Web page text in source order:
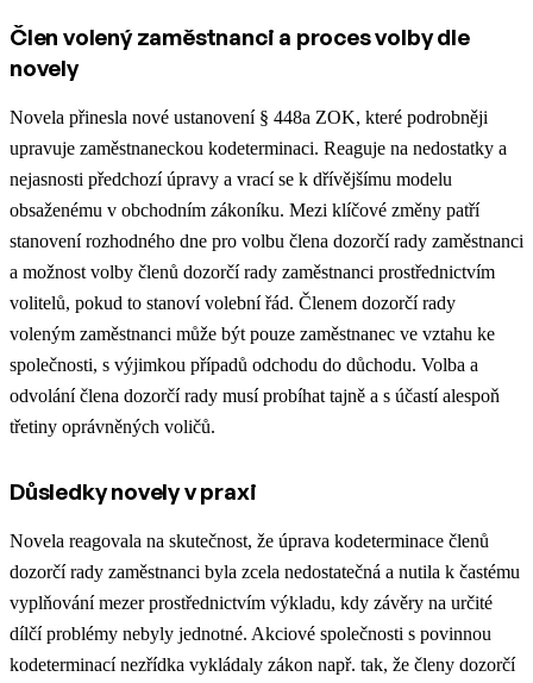
Člen volený zaměstnanci a proces volby dle
novely
Novela přinesla nové ustanovení § 448a ZOK, které podrobněji
upravuje zaměstnaneckou kodeterminaci. Reaguje na nedostatky a
nejasnosti předchozí úpravy a vrací se k dřívějšímu modelu
obsaženému v obchodním zákoníku. Mezi klíčové změny patří
stanovení rozhodného dne pro volbu člena dozorčí rady zaměstnanci
a možnost volby členů dozorčí rady zaměstnanci prostřednictvím
volitelů, pokud to stanoví volební řád. Členem dozorčí rady
voleným zaměstnanci může být pouze zaměstnanec ve vztahu ke
společnosti, s výjimkou případů odchodu do důchodu. Volba a
odvolání člena dozorčí rady musí probíhat tajně a s účastí alespoň
třetiny oprávněných voličů.
Důsledky novely v praxi
Novela reagovala na skutečnost, že úprava kodeterminace členů
dozorčí rady zaměstnanci byla zcela nedostatečná a nutila k častému
vyplňování mezer prostřednictvím výkladu, kdy závěry na určité
dílčí problémy nebyly jednotné. Akciové společnosti s povinnou
kodeterminací nezřídka vykládaly zákon např. tak, že členy dozorčí